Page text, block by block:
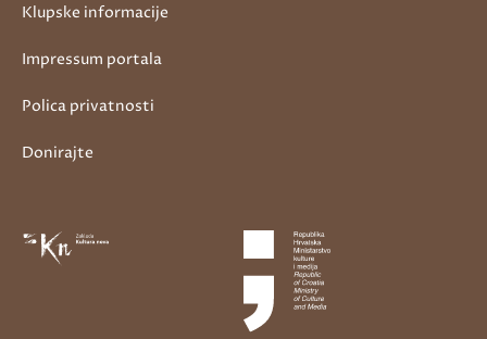
Klupske informacije
Impressum portala
Polica privatnosti
Donirajte